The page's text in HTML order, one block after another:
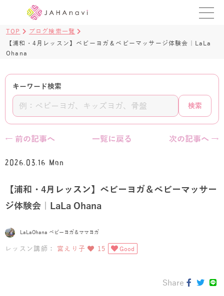
ヨガ資格講座 ›
ログイン
TOP
ブログ検索一覧
【浦和・4月レッスン】ベビーヨガ＆ベビーマッサージ体験会｜LaLa
Ohana
キーワード検索
検索
← 前の記事へ 一覧に戻る 次の記事へ →
2026.03.16 Mon
【浦和・4月レッスン】ベビーヨガ＆ベビーマッサー
ジ体験会｜LaLa Ohana
LaLaOhana ベビーヨガ＆ママヨガ
レッスン講師： 宮えり子 15 Good
Share